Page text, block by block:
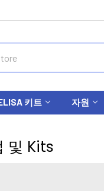
키트 자원
및 Kits